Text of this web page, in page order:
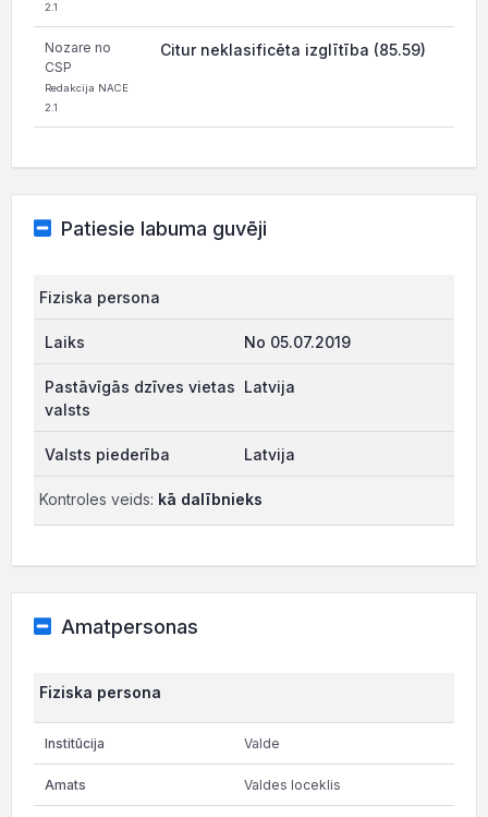
2.1
Nozare no
CSP
Redakcija NACE
2.1
Citur neklasificēta izglītība (85.59)
Patiesie labuma guvēji
Fiziska persona
No 05.07.2019
Latvija
Latvija
Kontroles veids: kā dalībnieks
Amatpersonas
Fiziska persona
Valde
Valdes loceklis